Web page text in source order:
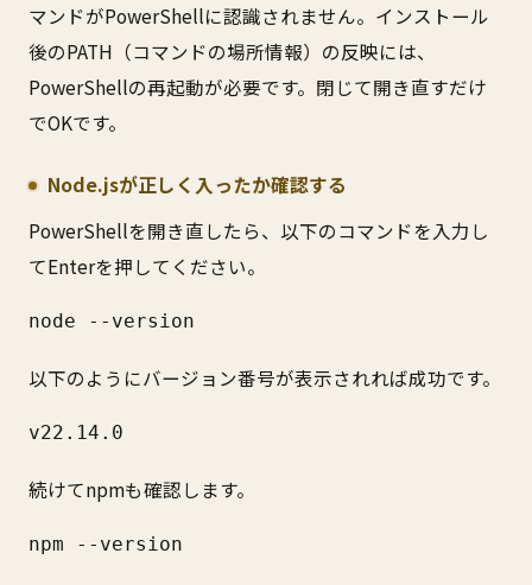
マンドがPowerShellに認識されません。インストール
後のPATH（コマンドの場所情報）の反映には、
PowerShellの再起動が必要です。閉じて開き直すだけ
でOKです。
Node.jsが正しく入ったか確認する
PowerShellを開き直したら、以下のコマンドを入力し
てEnterを押してください。
node --version
以下のようにバージョン番号が表示されれば成功です。
v22.14.0
続けてnpmも確認します。
npm --version